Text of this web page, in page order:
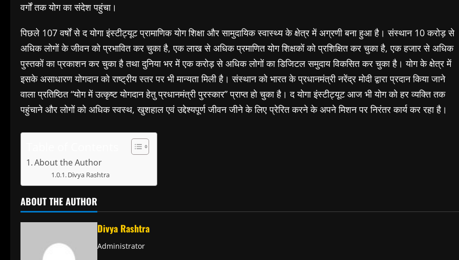
वर्गों तक योग का संदेश पहुंचा।
पिछले 107 वर्षों से द योगा इंस्टीट्यूट प्रामाणिक योग शिक्षा और सामुदायिक स्वास्थ्य के क्षेत्र में अग्रणी बना हुआ है। संस्थान 10 करोड़ से
अधिक लोगों के जीवन को प्रभावित कर चुका है, एक लाख से अधिक प्रमाणित योग शिक्षकों को प्रशिक्षित कर चुका है, एक हजार से अधिक
पुस्तकों का प्रकाशन कर चुका है तथा दुनिया भर में एक करोड़ से अधिक लोगों का डिजिटल समुदाय विकसित कर चुका है। योग के क्षेत्र में
इसके असाधारण योगदान को राष्ट्रीय स्तर पर भी मान्यता मिली है। संस्थान को भारत के प्रधानमंत्री नरेंद्र मोदी द्वारा प्रदान किया जाने
वाला प्रतिष्ठित “योग में उत्कृष्ट योगदान हेतु प्रधानमंत्री पुरस्कार” प्राप्त हो चुका है। द योगा इंस्टीट्यूट आज भी योग को हर व्यक्ति तक
पहुंचाने और लोगों को अधिक स्वस्थ, खुशहाल एवं उद्देश्यपूर्ण जीवन जीने के लिए प्रेरित करने के अपने मिशन पर निरंतर कार्य कर रहा है।
About the Author
Divya Rashtra
ABOUT THE AUTHOR
Divya Rashtra
Administrator